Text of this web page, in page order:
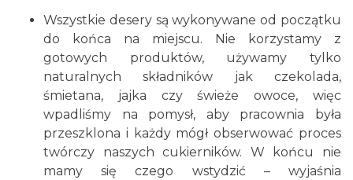
Wszystkie desery są wykonywane od początku
do końca na miejscu. Nie korzystamy z
gotowych produktów, używamy tylko
naturalnych składników jak czekolada,
śmietana, jajka czy świeże owoce, więc
wpadliśmy na pomysł, aby pracownia była
przeszklona i każdy mógł obserwować proces
twórczy naszych cukierników. W końcu nie
mamy się czego wstydzić – wyjaśnia